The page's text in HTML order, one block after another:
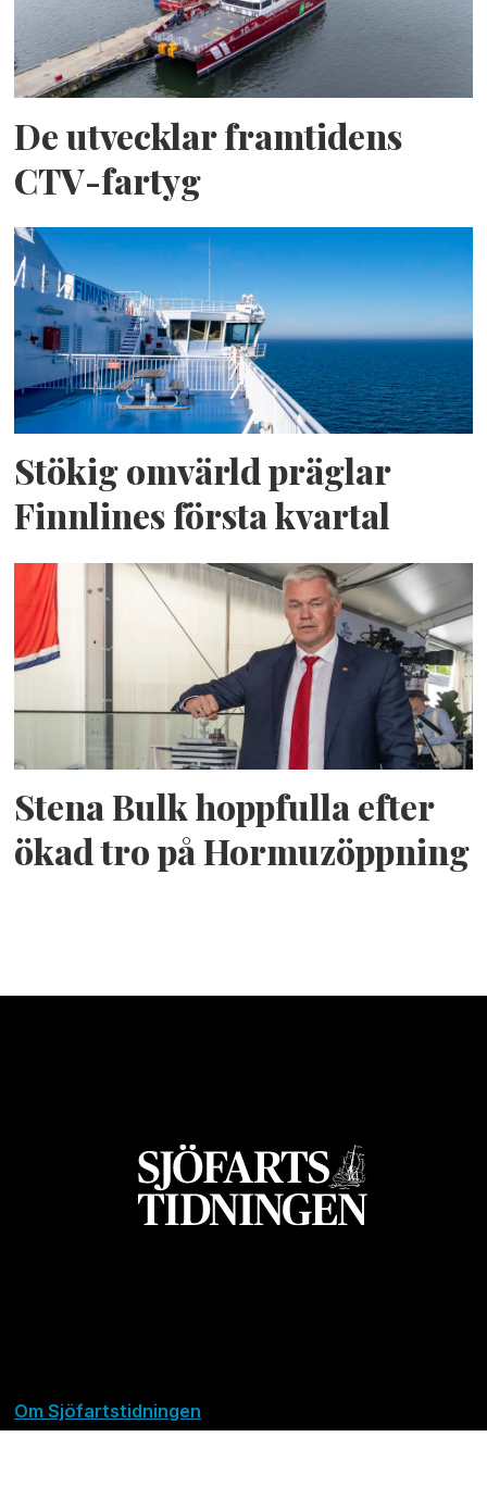
De utvecklar framtidens
CTV-fartyg
Stökig omvärld präglar
Finnlines första kvartal
Stena Bulk hoppfulla efter
ökad tro på Hormuzöppning
Om Sjöfartstidningen